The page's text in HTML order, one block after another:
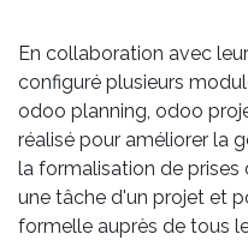
En collaboration avec
configuré plusieurs
odoo planning, odoo
réalisé pour améliorer la
la formalisation de
une tâche d'un projet et
formelle auprès de tous